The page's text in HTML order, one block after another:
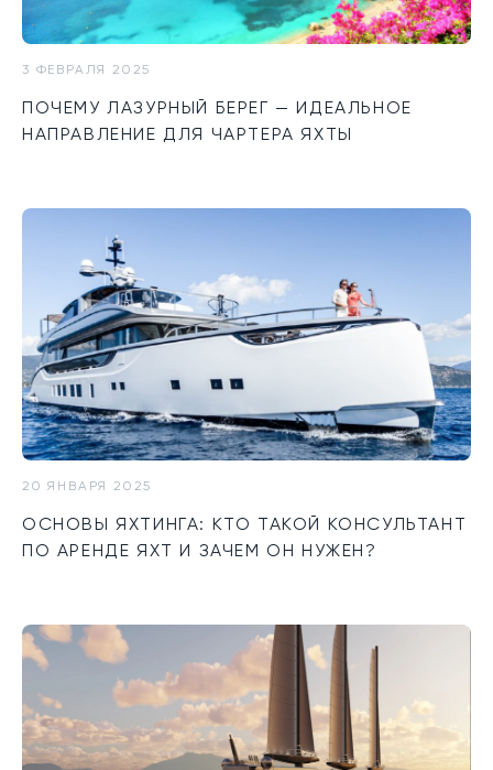
3 ФЕВРАЛЯ 2025
ПОЧЕМУ ЛАЗУРНЫЙ БЕРЕГ — ИДЕАЛЬНОЕ
НАПРАВЛЕНИЕ ДЛЯ ЧАРТЕРА ЯХТЫ
20 ЯНВАРЯ 2025
ОСНОВЫ ЯХТИНГА: КТО ТАКОЙ КОНСУЛЬТАНТ
ПО АРЕНДЕ ЯХТ И ЗАЧЕМ ОН НУЖЕН?